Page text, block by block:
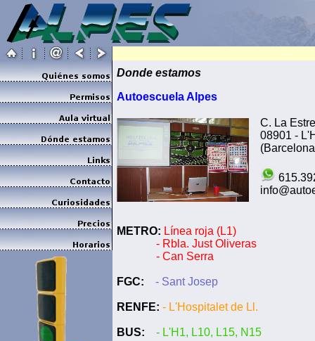
Donde estamos
Autoescuela Alpes
METRO: Línea roja (L1)
- Rbla. Just Oliveras
- Can Serra
FGC: - Sant Josep
RENFE: - L'Hospitalet de Ll.
BUS: - L'H1, L10, L15, N15
C. La
08901 -